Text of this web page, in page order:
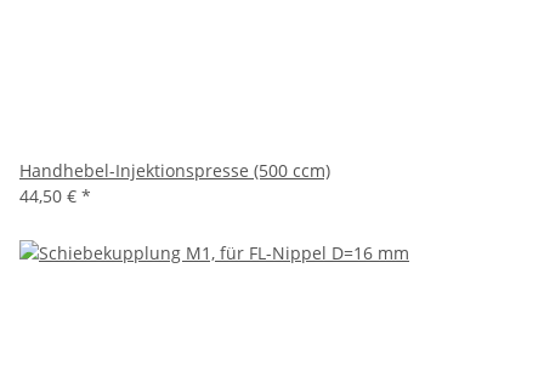
Handhebel-Injektionspresse (500 ccm)
44,50 € *